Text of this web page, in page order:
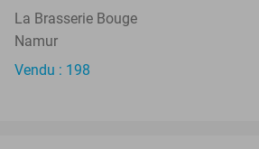
La Brasserie Bouge
Namur
Vendu : 198